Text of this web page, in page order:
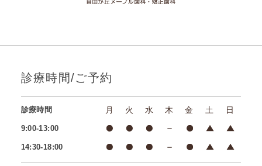
診療時間/ご予約
診療時間 月 火 水 木 金 土 日
9:00-13:00
14:30-18:00